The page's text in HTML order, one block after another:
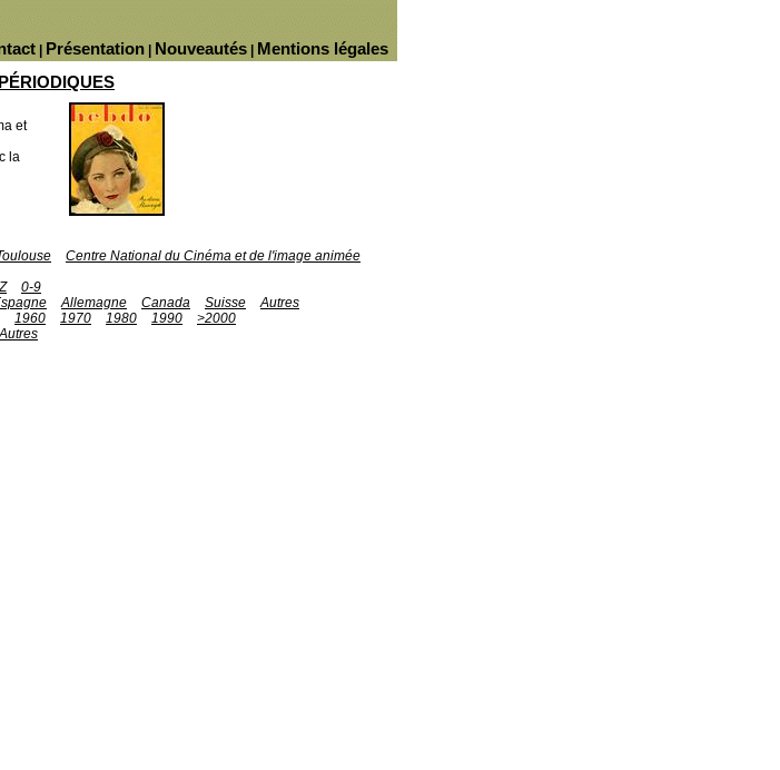
Mentions légales
Nouveautés
Présentation
et
la
Centre National du Cinéma et de l'image animée
0-9
Allemagne Canada Suisse
Autres
1960 1970 1980 1990
>2000
Autres